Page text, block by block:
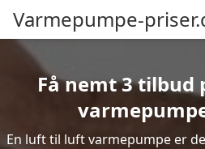
Varmepumpe-
Få nemt 3
En luft til luft varmepumpe er